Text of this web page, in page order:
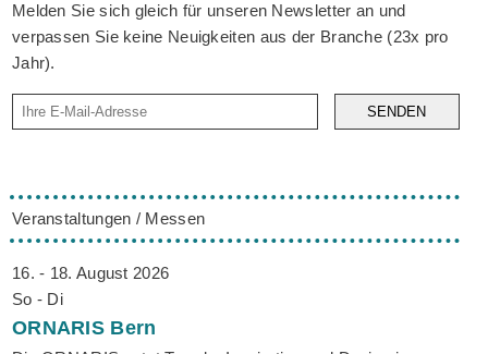
Melden Sie sich gleich für unseren Newsletter an und
verpassen Sie keine Neuigkeiten aus der Branche (23x pro
Jahr).
SENDEN
Veranstaltungen / Messen
16. - 18. August 2026
So - Di
ORNARIS Bern